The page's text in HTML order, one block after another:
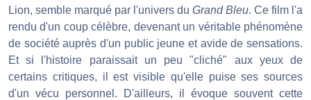
Lion, semble marqué par l'univers du Grand Bleu. Ce film l'a
rendu d'un coup célèbre, devenant un véritable phénomène
de société auprès d'un public jeune et avide de sensations.
Et si l'histoire paraissait un peu "cliché" aux yeux de
certains critiques, il est visible qu'elle puise ses sources
d'un vécu personnel. D'ailleurs, il évoque souvent cette